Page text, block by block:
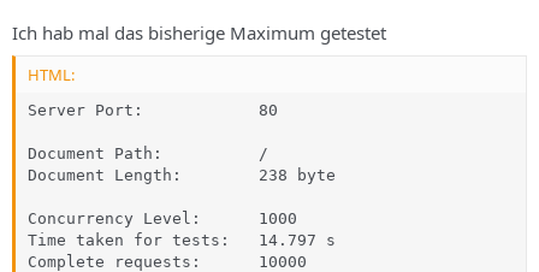
Ich hab mal das bisherige Maximum getestet
HTML:
Server Port:            80
Document Path:          /
Document Length:        238 byte
Concurrency Level:      1000
Time taken for tests:   14.797 s
Complete requests:      10000